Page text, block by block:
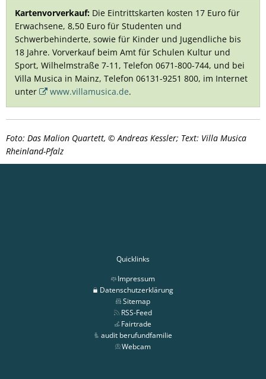
Kartenvorverkauf: Die Eintrittskarten kosten 17 Euro für
Erwachsene, 8,50 Euro für Studenten und
Schwerbehinderte, sowie für Kinder und Jugendliche bis
18 Jahre. Vorverkauf beim Amt für Schulen Kultur und
Sport, Wilhelmstraße 7-11, Telefon 0671-800-744, und bei
Villa Musica in Mainz, Telefon 06131-9251 800, im Internet
unter
www.villamusica.de.
Foto: Das Malion Quartett, © Andreas Kessler; Text: Villa Musica
Rheinland-Pfalz
Quicklinks
Impressum
Datenschutzerklärung
Sitemap
RSS-Feed
Fairtrade
audit berufundfamilie
Webcam